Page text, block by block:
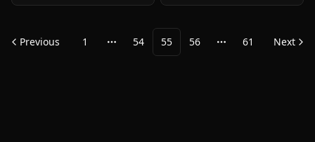
Previous 1 More pages
54 55 56 More pages
61 Next